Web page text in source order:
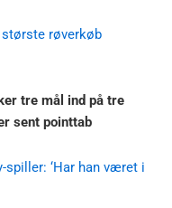
røverkøb
tre mål ind på tre
sent pointtab
spiller: ‘Har han været i